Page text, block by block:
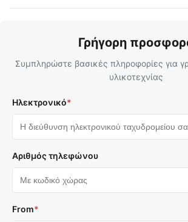
Γρήγορη
Συμπληρώστε βασικές πληροφορίες για
υλικοτεχνίας
Ηλεκτρονικό*
Αριθμός τηλεφώνου
From*